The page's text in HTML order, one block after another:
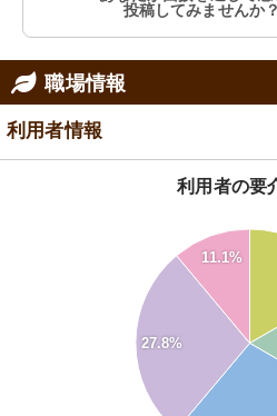
投稿してみませんか
職場情報
利用者情報
利用者の要
27.8%
11.1%